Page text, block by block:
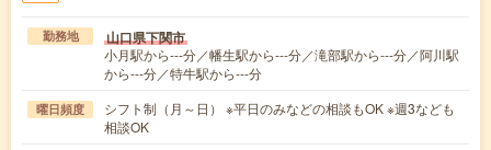
勤務地 山口県下関市
小月駅から---分／幡生駅から---分／滝部駅から---分／阿川駅
から---分／特牛駅から---分
曜日頻度
シフト制（月～日） ※平日のみなどの相談もOK ※週3なども
相談OK